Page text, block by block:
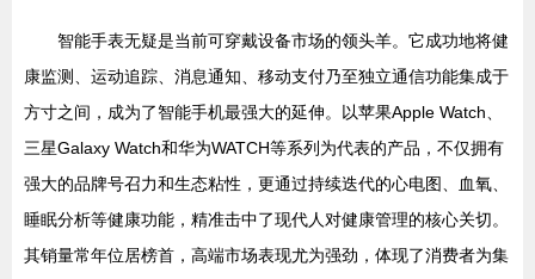
智能手表无疑是当前可穿戴设备市场的领头羊。它成功地将健
康监测、运动追踪、消息通知、移动支付乃至独立通信功能集成于
方寸之间，成为了智能手机最强大的延伸。以苹果Apple Watch、
三星Galaxy Watch和华为WATCH等系列为代表的产品，不仅拥有
强大的品牌号召力和生态粘性，更通过持续迭代的心电图、血氧、
睡眠分析等健康功能，精准击中了现代人对健康管理的核心关切。
其销量常年位居榜首，高端市场表现尤为强劲，体现了消费者为集